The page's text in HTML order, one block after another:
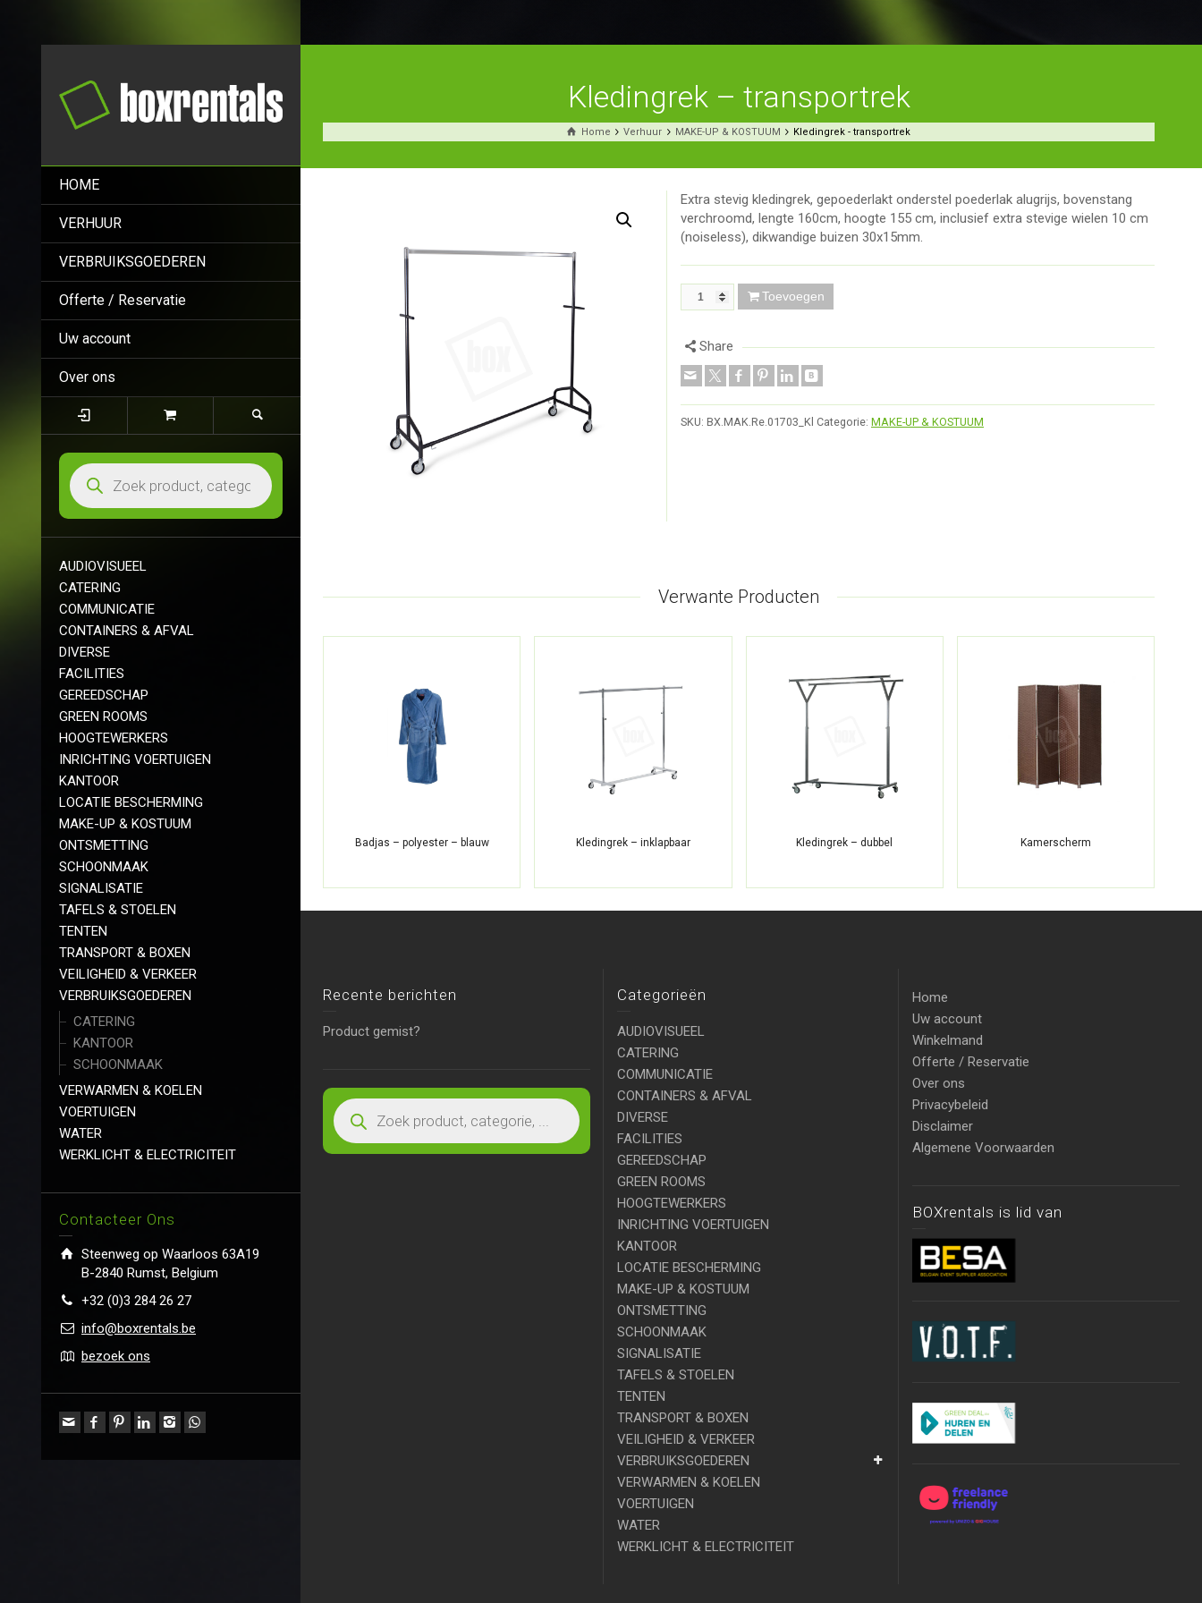
HOME
VERHUUR
VERBRUIKSGOEDEREN
Offerte / Reservatie
Uw account
Over ons
AUDIOVISUEEL
CATERING
COMMUNICATIE
CONTAINERS & AFVAL
DIVERSE
FACILITIES
GEREEDSCHAP
GREEN ROOMS
HOOGTEWERKERS
INRICHTING VOERTUIGEN
KANTOOR
LOCATIE BESCHERMING
MAKE-UP & KOSTUUM
ONTSMETTING
SCHOONMAAK
SIGNALISATIE
TAFELS & STOELEN
TENTEN
TRANSPORT & BOXEN
VEILIGHEID & VERKEER
VERBRUIKSGOEDEREN
CATERING
KANTOOR
SCHOONMAAK
VERWARMEN & KOELEN
VOERTUIGEN
WATER
WERKLICHT & ELECTRICITEIT
Contacteer Ons
Steenweg op Waarloos 63A19
B-2840 Rumst, Belgium
+32 (0)3 284 26 27
info@boxrentals.be
bezoek ons
Kledingrek – transportrek
Home Verhuur MAKE-UP & KOSTUUM Kledingrek - transportrek
Extra stevig kledingrek, gepoederlakt onderstel poederlak alugrijs, bovenstang
verchroomd, lengte 160cm, hoogte 155 cm, inclusief extra stevige wielen 10 cm
(noiseless), dikwandige buizen 30x15mm.
Toevoegen
Share
SKU: BX.MAK.Re.01703_Kl Categorie: MAKE-UP & KOSTUUM
Verwante Producten
Badjas – polyester – blauw Kledingrek – inklapbaar Kledingrek – dubbel Kamerscherm
Recente berichten
Product gemist?
Categorieën
AUDIOVISUEEL
CATERING
COMMUNICATIE
CONTAINERS & AFVAL
DIVERSE
FACILITIES
GEREEDSCHAP
GREEN ROOMS
HOOGTEWERKERS
INRICHTING VOERTUIGEN
KANTOOR
LOCATIE BESCHERMING
MAKE-UP & KOSTUUM
ONTSMETTING
SCHOONMAAK
SIGNALISATIE
TAFELS & STOELEN
TENTEN
TRANSPORT & BOXEN
VEILIGHEID & VERKEER
VERBRUIKSGOEDEREN
VERWARMEN & KOELEN
VOERTUIGEN
WATER
WERKLICHT & ELECTRICITEIT
Home
Uw account
Winkelmand
Offerte / Reservatie
Over ons
Privacybeleid
Disclaimer
Algemene Voorwaarden
BOXrentals is lid van